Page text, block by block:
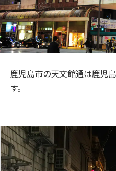
旅のお役立ち情報
鹿児島市の天文館通は鹿児
す。